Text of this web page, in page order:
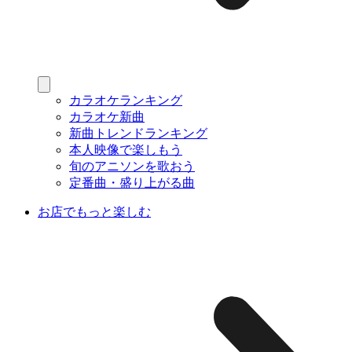
カラオケランキング
カラオケ新曲
新曲トレンドランキング
本人映像で楽しもう
旬のアニソンを歌おう
定番曲・盛り上がる曲
お店でもっと楽しむ